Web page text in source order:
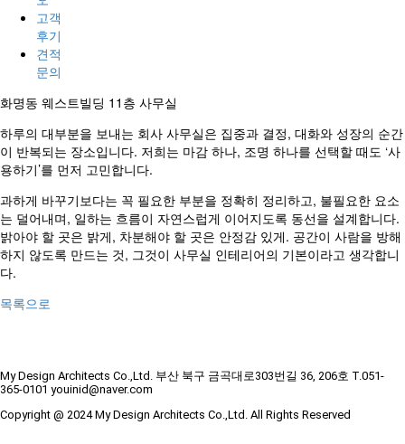
고객
후기
견적
문의
화명동 웨스트빌딩 11층 사무실
하루의 대부분을 보내는 회사 사무실은 집중과 결정, 대화와 성장의 순간
이 반복되는 장소입니다. 저희는 마감 하나, 조명 하나를 선택할 때도 ‘사
용하기’를 먼저 고민합니다.
과하게 바꾸기보다는 꼭 필요한 부분을 정확히 정리하고, 불필요한 요소
는 덜어내며, 일하는 흐름이 자연스럽게 이어지도록 동선을 설계합니다.
밝아야 할 곳은 밝게, 차분해야 할 곳은 안정감 있게. 공간이 사람을 방해
하지 않도록 만드는 것, 그것이 사무실 인테리어의 기본이라고 생각합니
다.
목록으로
My Design Architects Co.,Ltd. 부산 북구 금곡대로303번길 36, 206호 T.051-
365-0101 youinid@naver.com
Copyright @ 2024 My Design Architects Co.,Ltd. All Rights Reserved